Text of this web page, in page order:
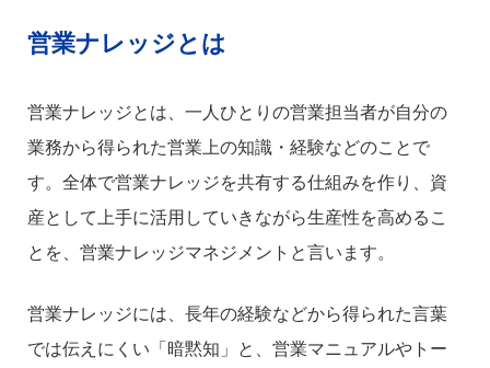
営業ナレッジとは
営業ナレッジとは、一人ひとりの営業担当者が自分の
業務から得られた営業上の知識・経験などのことで
す。全体で営業ナレッジを共有する仕組みを作り、資
産として上手に活用していきながら生産性を高めるこ
とを、営業ナレッジマネジメントと言います。
営業ナレッジには、長年の経験などから得られた言葉
では伝えにくい「暗黙知」と、営業マニュアルやトー